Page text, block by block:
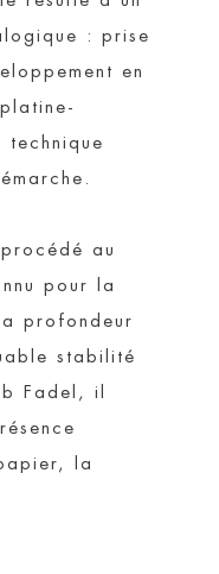
: prise
en
technique
au
pour la
profondeur
stabilité
Fadel, il
la